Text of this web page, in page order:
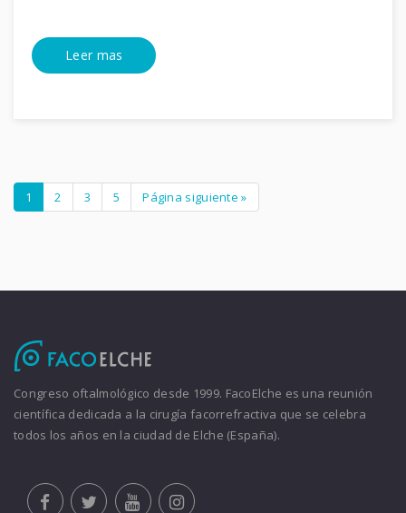
Leer mas
1 2 3 5 Página siguiente »
Congreso oftalmológico desde 1999. FacoElche es una reunión
científica dedicada a la cirugía facorrefractiva que se celebra
todos los años en la ciudad de Elche (España).